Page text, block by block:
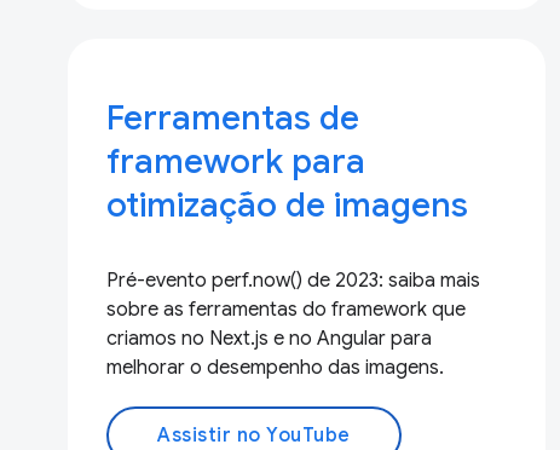
Ferramentas de
framework para
otimização de imagens
Pré-evento perf.now() de 2023: saiba mais
sobre as ferramentas do framework que
criamos no Next.js e no Angular para
melhorar o desempenho das imagens.
Assistir no YouTube